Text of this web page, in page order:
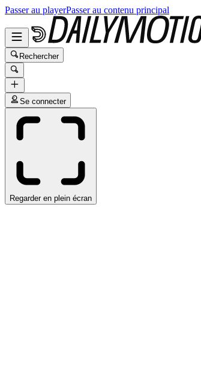
Passer au playerPasser au contenu principal
Rechercher
Se connecter
Regarder en plein écran